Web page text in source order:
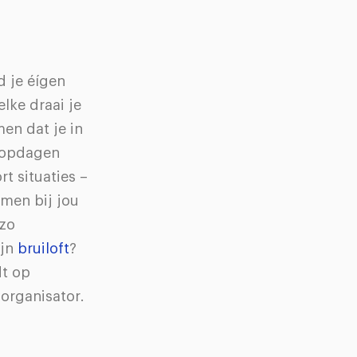
je éígen
draai je
dat je in
situaties –
bij jou
bruiloft?
op